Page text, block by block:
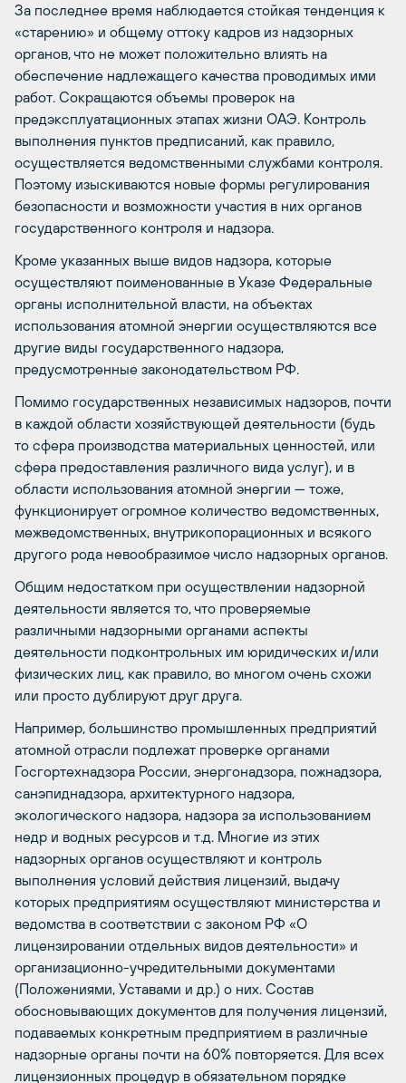
За последнее время наблюдается стойкая тенденция к
«старению» и общему оттоку кадров из надзорных
органов, что не может положительно влиять на
обеспечение надлежащего качества проводимых ими
работ. Сокращаются объемы проверок на
предэксплуатационных этапах жизни ОАЭ. Контроль
выполнения пунктов предписаний, как правило,
осуществляется ведомственными службами контроля.
Поэтому изыскиваются новые формы регулирования
безопасности и возможности участия в них органов
государственного контроля и надзора.
Кроме указанных выше видов надзора, которые
осуществляют поименованные в Указе Федеральные
органы исполнительной власти, на объектах
использования атомной энергии осуществляются все
другие виды государственного надзора,
предусмотренные законодательством РФ.
Помимо государственных независимых надзоров, почти
в каждой области хозяйствующей деятельности (будь
то сфера производства материальных ценностей, или
сфера предоставления различного вида услуг), и в
области использования атомной энергии — тоже,
функционирует огромное количество ведомственных,
межведомственных, внутрикопорационных и всякого
другого рода невообразимое число надзорных органов.
Общим недостатком при осуществлении надзорной
деятельности является то, что проверяемые
различными надзорными органами аспекты
деятельности подконтрольных им юридических и/или
физических лиц, как правило, во многом очень схожи
или просто дублируют друг друга.
Например, большинство промышленных предприятий
атомной отрасли подлежат проверке органами
Госгортехнадзора России, энергонадзора, пожнадзора,
санэпиднадзора, архитектурного надзора,
экологического надзора, надзора за использованием
недр и водных ресурсов и т.д. Многие из этих
надзорных органов осуществляют и контроль
выполнения условий действия лицензий, выдачу
которых предприятиям осуществляют министерства и
ведомства в соответствии с законом РФ «О
лицензировании отдельных видов деятельности» и
организационно-учредительными документами
(Положениями, Уставами и др.) о них. Состав
обосновывающих документов для получения лицензий,
подаваемых конкретным предприятием в различные
надзорные органы почти на 60% повторяется. Для всех
лицензионных процедур в обязательном порядке